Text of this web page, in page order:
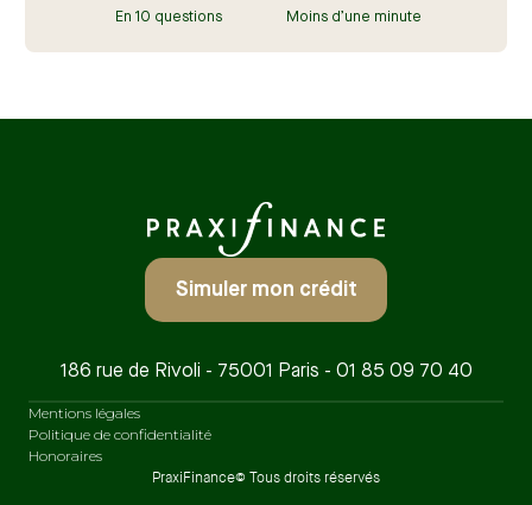
En 10 questions Moins d’une minute
Simuler mon crédit
186 rue de Rivoli - 75001 Paris - 01 85 09 70 40
Mentions légales
Politique de confidentialité
Honoraires
PraxiFinance© Tous droits réservés